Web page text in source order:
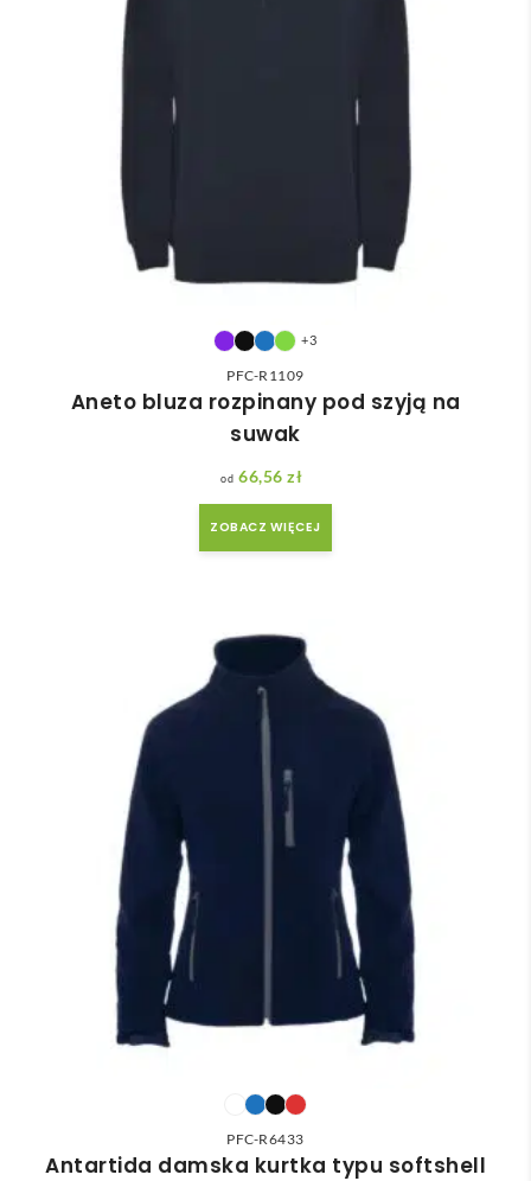
+3
PFC-R1109
Aneto bluza rozpinany pod szyją na
suwak
66,56zł
ZOBACZ WIĘCEJ
PFC-R6433
Antartida damska kurtka typu softshell